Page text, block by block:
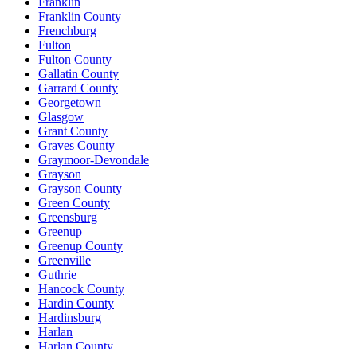
Franklin County
Frenchburg
Fulton
Fulton County
Gallatin County
Garrard County
Georgetown
Glasgow
Grant County
Graves County
Graymoor-Devondale
Grayson
Grayson County
Green County
Greensburg
Greenup
Greenup County
Greenville
Guthrie
Hancock County
Hardin County
Hardinsburg
Harlan
Harlan County